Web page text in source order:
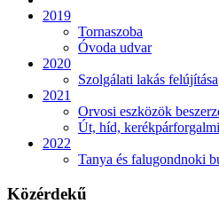
2019
Tornaszoba
Óvoda udvar
2020
Szolgálati lakás felújítása
2021
Orvosi eszközök
Út, híd,
2022
Tanya és falugondnoki
Közérdekű